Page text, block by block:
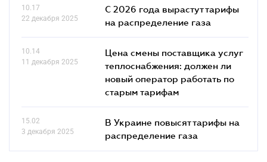
10.17
22 декабря 2025
С 2026 года вырастут тарифы
на распределение газа
10.14
11 декабря 2025
Цена смены поставщика услуг
теплоснабжения: должен ли
новый оператор работать по
старым тарифам
15.02
3 декабря 2025
В Украине повысят тарифы на
распределение газа